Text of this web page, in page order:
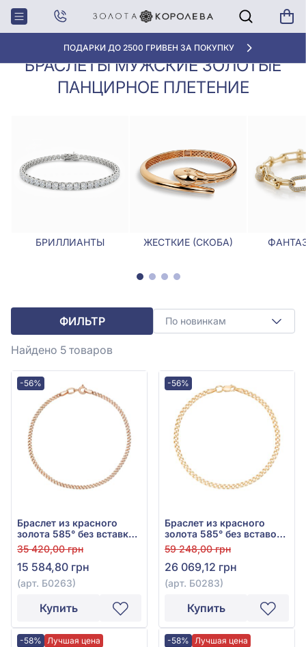
ПОДАРКИ ДО 2500 ГРИВЕН ЗА ПОКУПКУ
Главная Браслеты
Браслеты мужские золотые
панцирное плетение
БРАСЛЕТЫ МУЖСКИЕ ЗОЛОТЫЕ
ПАНЦИРНОЕ ПЛЕТЕНИЕ
БРИЛЛИАНТЫ ЖЕСТКИЕ (СКОБА)
ФИЛЬТР По новинкам
Найдено 5 товаров
-56%
Браслет из красного
золота 585° без вставки,
арт. Б0263
35 420,00 грн
15 584,80 грн
(арт. Б0263)
Купить
-56%
Браслет из красного
золота 585° без вставок,
арт. Б0283
59 248,00 грн
26 069,12 грн
(арт. Б0283)
Купить
-58% Лучшая цена -58% Лучшая цена